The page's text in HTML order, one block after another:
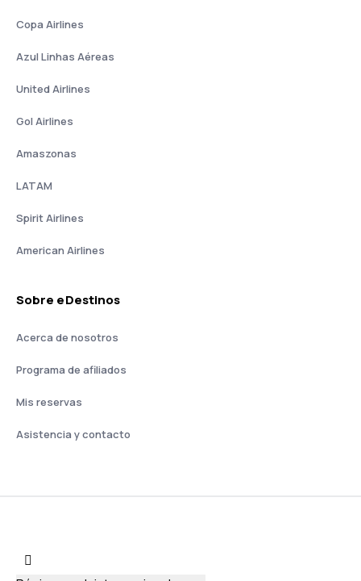
Copa Airlines
Azul Linhas Aéreas
United Airlines
Gol Airlines
Amaszonas
LATAM
Spirit Airlines
American Airlines
Sobre eDestinos
Acerca de nosotros
Programa de afiliados
Mis reservas
Asistencia y contacto